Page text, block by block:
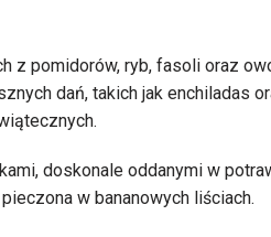
z pomidorów, ryb, fasoli oraz
dań, takich jak enchiladas
doskonale oddanymi w
w bananowych liściach.